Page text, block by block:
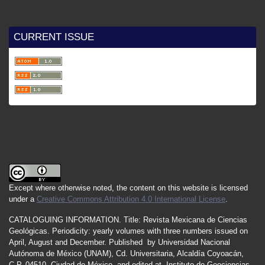
CURRENT ISSUE
Except where otherwise noted, the content on this website is licensed
under a Creative Commons Attribution 4.0 International License
CATALOGUING INFORMATION. Title: Revista Mexicana de Ciencias
Geológicas. Periodicity: yearly volumes with three numbers issued on
April August and December. Published by Universidad Nacional
Autónoma de México (UNAM), Cd. Universitaria, Alcaldía Coyoacán,